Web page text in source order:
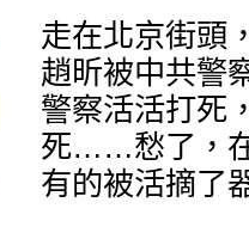
走在北京街頭
趙昕被中共警
警察活活打死
死……愁了，
有的被活摘了